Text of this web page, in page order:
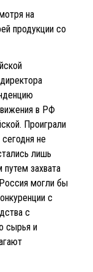
на
продукции со
в РФ
Проиграли
не
лишь
захвата
могли бы
с
с
сырья и